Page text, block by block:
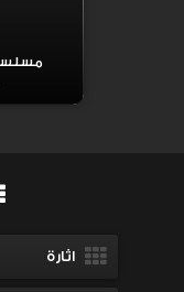
اثارة